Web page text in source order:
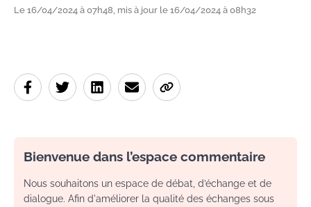
Le 16/04/2024 à 07h48, mis à jour le 16/04/2024 à 08h32
Bienvenue dans l’espace commentaire
Nous souhaitons un espace de débat, d’échange et de
dialogue. Afin d'améliorer la qualité des échanges sous